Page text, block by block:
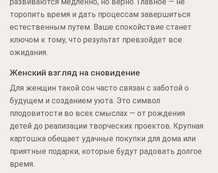
торопить время и дать процессам завершиться
естественным путем. Ваше спокойствие станет
ключом к тому, что результат превзойдет все
ожидания.
Женский взгляд на сновидение
Для женщин такой сон часто связан с заботой о
будущем и созданием уюта. Это символ
плодовитости во всех смыслах — от рождения
детей до реализации творческих проектов. Крупная
картошка обещает удачные покупки для дома или
приятные подарки, которые будут радовать долгое
время.